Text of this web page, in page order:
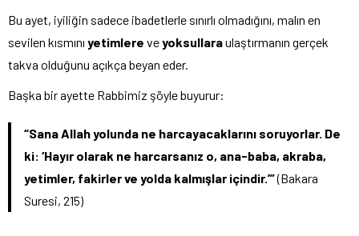
Bu ayet, iyiliğin sadece ibadetlerle sınırlı olmadığını, malın en
sevilen kısmını yetimlere veyoksullaraulaştırmanın gerçek
takva olduğunu açıkça beyan eder.
Başka bir ayette Rabbimiz şöyle buyurur:
“Sana Allah yolunda ne harcayacaklarını soruyorlar. De
ki: ‘Hayır olarak ne harcarsanız o, ana-baba, akraba,
yetimler, fakirler ve yolda kalmışlar içindir.’”(Bakara
Suresi, 215)